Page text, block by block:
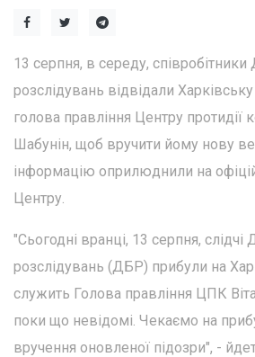
13 серпня, в середу,
розслідувань відвідали
голова правління Центру протидії
Шабунін, щоб вручити йому нову
інформацію оприлюднили на
Центру.
"Сьогодні вранці, 13 серпня,
розслідувань (ДБР) прибули на
служить Голова правління ЦПК
поки що невідомі. Чекаємо на
вручення оновленої підозри", -